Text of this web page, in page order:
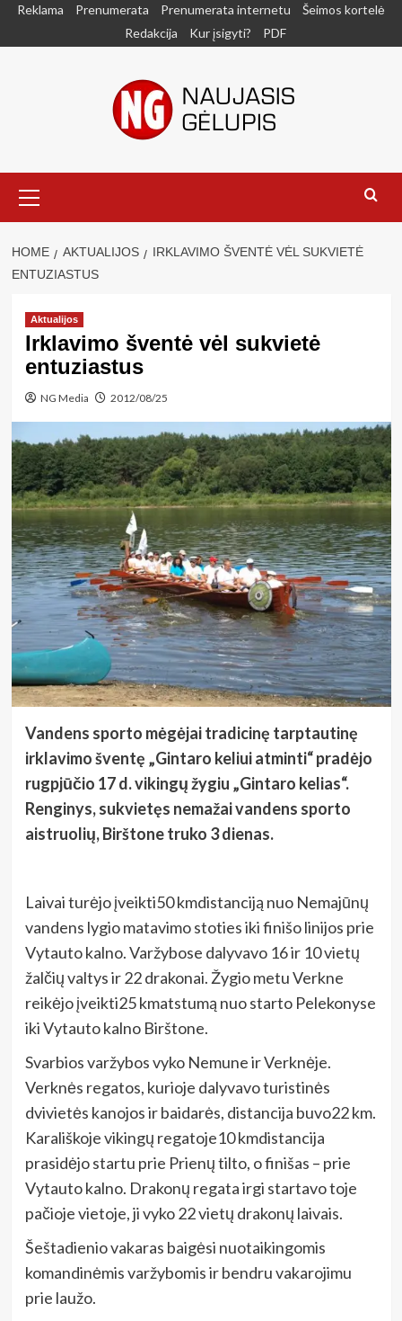
SkipReklama Prenumerata Prenumerata internetu
Šeimos kortelė
Redakcija
Kur įsigyti? PDF
Menu
HOME AKTUALIJOS
IRKLAVIMO ŠVENTĖ VĖL SUKVIETĖ
ENTUZIASTUS
Aktualijos
Irklavimo šventė vėl sukvietė
entuziastus
NG Media 2012/08/25
Vandens sporto mėgėjai tradicinę tarptautinę
irklavimo šventę „Gintaro keliui atminti“ pradėjo
rugpjūčio 17 d. vikingų žygiu „Gintaro kelias“.
Renginys, sukvietęs nemažai vandens sporto
aistruolių, Birštone truko 3 dienas.
Laivai turėjo įveikti50 kmdistanciją nuo Nemajūnų
vandens lygio matavimo stoties iki finišo linijos prie
Vytauto kalno. Varžybose dalyvavo 16 ir 10 vietų
žalčių valtys ir 22 drakonai. Žygio metu Verkne
reikėjo įveikti25 kmatstumą nuo starto Pelekonyse
iki Vytauto kalno Birštone.
Svarbios varžybos vyko Nemune ir Verknėje.
Verknės regatos, kurioje dalyvavo turistinės
dvivietės kanojos ir baidarės, distancija buvo22 km.
Karališkoje vikingų regatoje10 kmdistancija
prasidėjo startu prie Prienų tilto, o finišas – prie
Vytauto kalno. Drakonų regata irgi startavo toje
pačioje vietoje, ji vyko 22 vietų drakonų laivais.
Šeštadienio vakaras baigėsi nuotaikingomis
komandinėmis varžybomis ir bendru vakarojimu
prie laužo.